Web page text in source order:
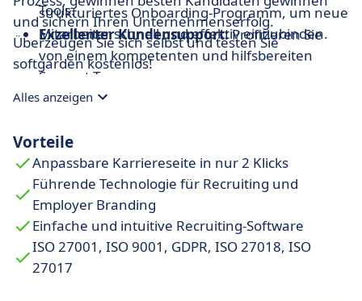
strukturiertes Onboarding-Programm, um neue
Mitarbeiter schnell und effektiv einzubinden.
Tools.
Exzellenter Kundensupport:Profitieren Sie
von einem kompetenten und hilfsbereiten
Support-Team.
und sichern Ihren Unternehmenserfolg.
Überzeugen Sie sich selbst und testen Sie
softgarden kostenlos!
Alles anzeigen
Vorteile
Anpassbare Karriereseite in nur 2 Klicks
Führende Technologie für Recruiting und
Employer Branding
Einfache und intuitive Recruiting-Software
ISO 27001, ISO 9001, GDPR, ISO 27018, ISO
27017